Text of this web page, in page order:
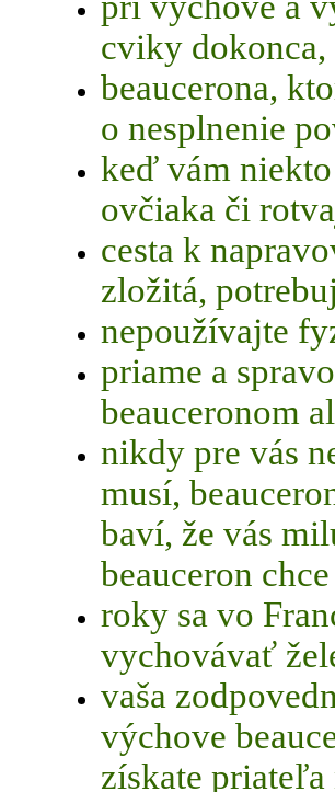
cviky
beaucerona,
o nesplnenie
keď vám
ovčiaka či
cesta k
zložitá,
nepoužívajte
priame a
beauceronom
nikdy pre vás
musí,
baví, že vás
beauceron
roky sa vo
vychovávať
vaša
výchove
získate